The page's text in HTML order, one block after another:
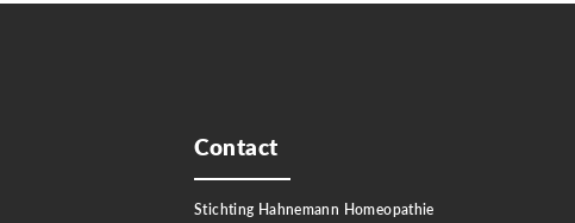
Contact
Stichting Hahnemann Homeopathie